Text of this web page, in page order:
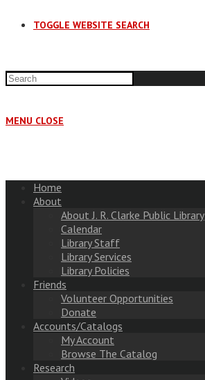
TOGGLE WEBSITE SEARCH
MENU CLOSE
Home
About
About J. R. Clarke Public Library
Calendar
Library Staff
Library Services
Library Policies
Friends
Volunteer Opportunities
Donate
Accounts/Catalogs
My Account
Browse The Catalog
Research